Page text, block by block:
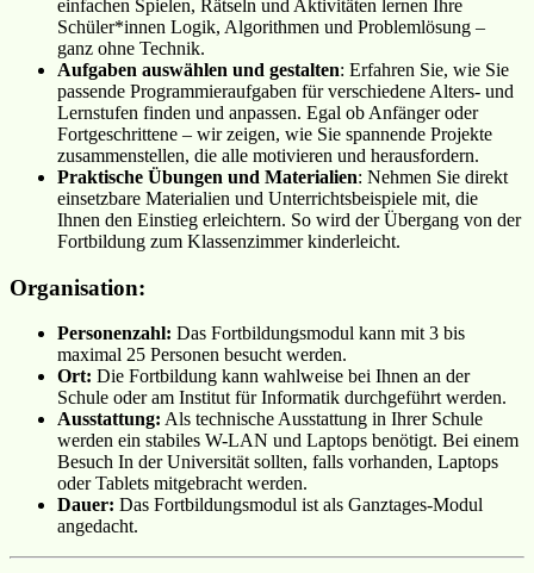
einfachen Spielen, Rätseln und Aktivitäten lernen Ihre
Schüler*innen Logik, Algorithmen und Problemlösung –
ganz ohne Technik.
Aufgaben auswählen und gestalten: Erfahren Sie, wie Sie
passende Programmieraufgaben für verschiedene Alters- und
Lernstufen finden und anpassen. Egal ob Anfänger oder
Fortgeschrittene – wir zeigen, wie Sie spannende Projekte
zusammenstellen, die alle motivieren und herausfordern.
Praktische Übungen und Materialien: Nehmen Sie direkt
einsetzbare Materialien und Unterrichtsbeispiele mit, die
Ihnen den Einstieg erleichtern. So wird der Übergang von der
Fortbildung zum Klassenzimmer kinderleicht.
Organisation:
Personenzahl: Das Fortbildungsmodul kann mit 3 bis
maximal 25 Personen besucht werden.
Ort: Die Fortbildung kann wahlweise bei Ihnen an der
Schule oder am Institut für Informatik durchgeführt werden.
Ausstattung: Als technische Ausstattung in Ihrer Schule
werden ein stabiles W-LAN und Laptops benötigt. Bei einem
Besuch In der Universität sollten, falls vorhanden, Laptops
oder Tablets mitgebracht werden.
Dauer: Das Fortbildungsmodul ist als Ganztages-Modul
angedacht.